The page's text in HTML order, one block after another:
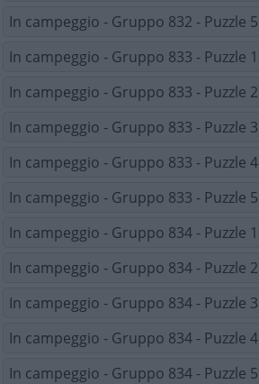
In campeggio - Gruppo 832 - Puzzle 5
In campeggio - Gruppo 833 - Puzzle 1
In campeggio - Gruppo 833 - Puzzle 2
In campeggio - Gruppo 833 - Puzzle 3
In campeggio - Gruppo 833 - Puzzle 4
In campeggio - Gruppo 833 - Puzzle 5
In campeggio - Gruppo 834 - Puzzle 1
In campeggio - Gruppo 834 - Puzzle 2
In campeggio - Gruppo 834 - Puzzle 3
In campeggio - Gruppo 834 - Puzzle 4
In campeggio - Gruppo 834 - Puzzle 5